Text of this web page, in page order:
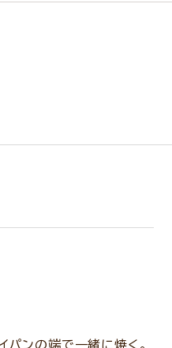
パンの端で一緒に焼く。